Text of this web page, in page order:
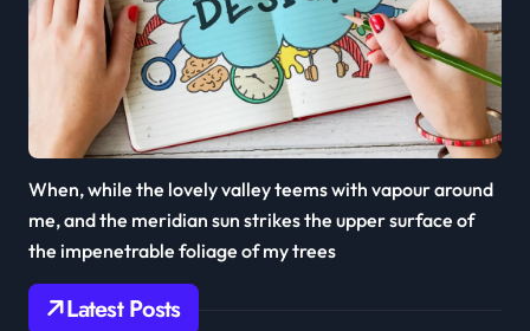
When, while the lovely valley teems with vapour around
me, and the meridian sun strikes the upper surface of
the impenetrable foliage of my trees
Latest Posts